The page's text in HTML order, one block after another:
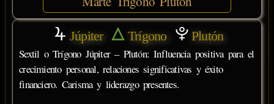
Júpiter Trígono Plutón
Sextil o Trígono Júpiter – Plutón: Influencia positiva para el
crecimiento personal, relaciones significativas y éxito
financiero. Carisma y liderazgo presentes.